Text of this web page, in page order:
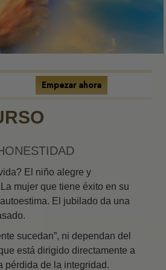
Empezar ahora
El niño alegre y
mujer que tiene éxito en su
El jubilado da una
sucedan”, ni dependan del
está dirigido directamente a
pérdida de la integridad.